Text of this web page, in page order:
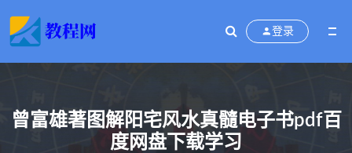
登录
曾富雄著图解阳宅风水真髓电子书pdf百
度网盘下载学习